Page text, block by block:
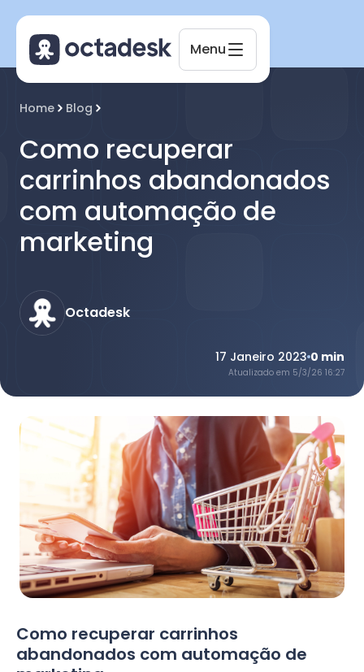
Menu
Home Blog
Como recuperar
carrinhos abandonados
com automação de
marketing
Octadesk
17 Janeiro 2023 0 min
Atualizado em 5/3/26 16:27
Como recuperar carrinhos
abandonados com automação de
Octadesk
Online agora